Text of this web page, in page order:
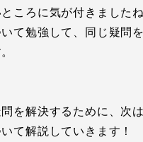
ころに気が付きましたね
いて勉強して、同じ疑問
を解決するために、次は
いて解説していきます！